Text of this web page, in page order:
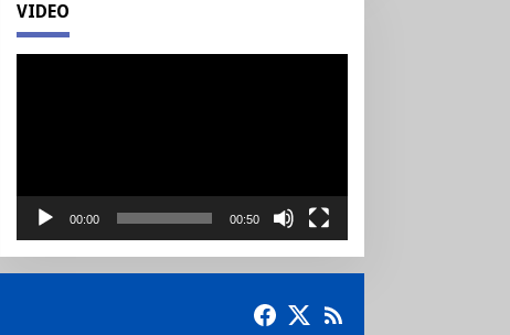
VIDEO
00:00 00:50